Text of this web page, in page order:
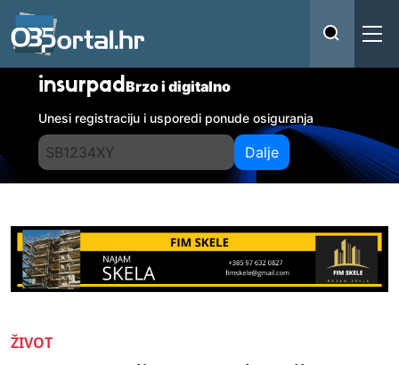
insurpadBrzo i digitalno
Unesi registraciju i usporedi ponude osiguranja
Dalje
ŽIVOT